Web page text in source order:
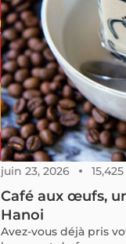
juin 23, 2026
Café aux œufs,
Hanoi
Avez-vous déjà pris